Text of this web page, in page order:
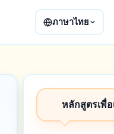
ภาษาไทย
หลักสูตรเพื่